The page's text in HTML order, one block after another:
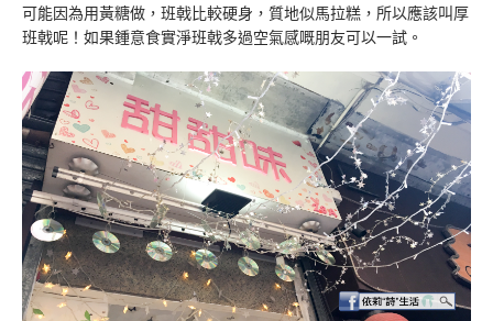
可能因為用黃糖做，班戟比較硬身，質地似馬拉糕，所以應該叫厚
班戟呢！如果鍾意食實淨班戟多過空氣感嘅朋友可以一試。